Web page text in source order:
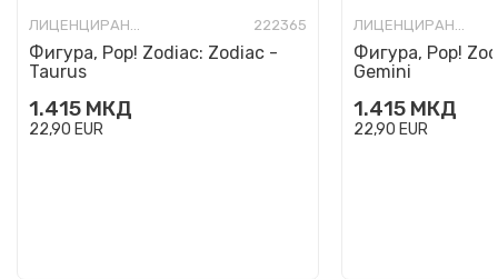
ЛИЦЕНЦИРАНИ ФИГУРИ И СЕТОВИ 222365
Фигура, Pop! Zodiac: Zodiac -
Taurus
1.415 МКД
22,90 EUR
ЛИЦЕНЦИРАНИ ФИГУРИ И СЕТОВИ
Фигура, Pop!
Gemini
1.415 МКД
22,90 EUR